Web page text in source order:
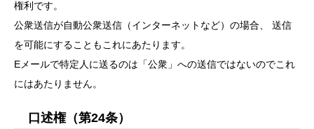
権利です。
公衆送信が自動公衆送信（インターネットなど）の場合、 送信
を可能にすることもこれにあたります。
Eメールで特定人に送るのは「公衆」への送信ではないのでこれ
にはあたりません。
口述権（第24条）